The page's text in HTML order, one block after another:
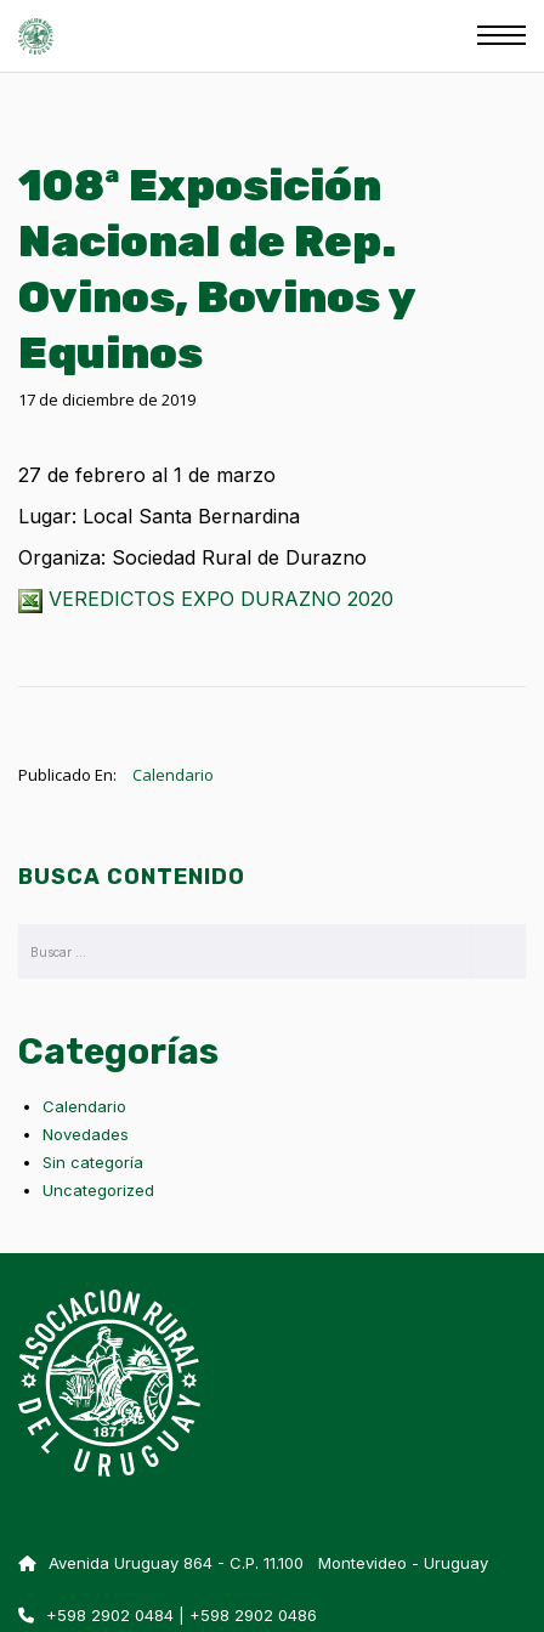
108ª Exposición
Nacional de Rep.
Ovinos, Bovinos y
Equinos
17 de diciembre de 2019
27 de febrero al 1 de marzo
Lugar: Local Santa Bernardina
Organiza: Sociedad Rural de Durazno
VEREDICTOS EXPO DURAZNO 2020
Publicado En: Calendario
BUSCA CONTENIDO
Categorías
Calendario
Novedades
Sin categoría
Uncategorized
Avenida Uruguay 864 - C.P. 11.100 Montevideo - Uruguay
+598 2902 0484 | +598 2902 0486